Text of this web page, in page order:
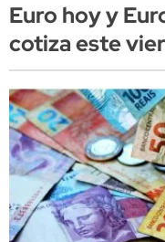
Euro hoy y
cotiza este